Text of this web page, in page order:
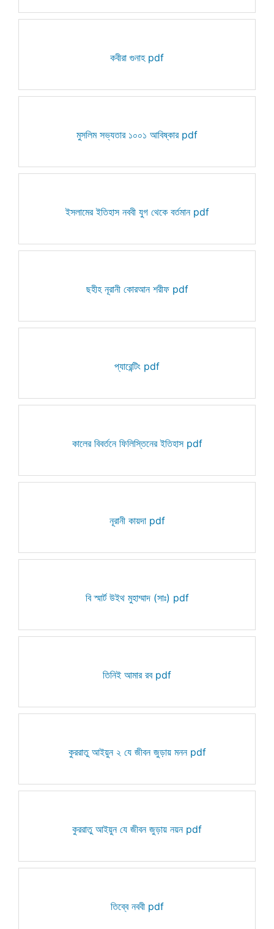
কবীরা গুনাহ pdf
মুসলিম সভ্যতার ১০০১ আবিষ্কার pdf
ইসলামের ইতিহাস নববী যুগ থেকে বর্তমান pdf
ছহীহ নূরানী কোরআন শরীফ pdf
প্যারেন্টিং pdf
কালের বিবর্তনে ফিলিস্তিনের ইতিহাস pdf
নূরানী কায়দা pdf
বি স্মার্ট উইথ মুহাম্মাদ (সাঃ) pdf
তিনিই আমার রব pdf
কুররাতু আইয়ুন ২ যে জীবন জুড়ায় মনন pdf
কুররাতু আইয়ুন যে জীবন জুড়ায় নয়ন pdf
তিব্বে নববী pdf